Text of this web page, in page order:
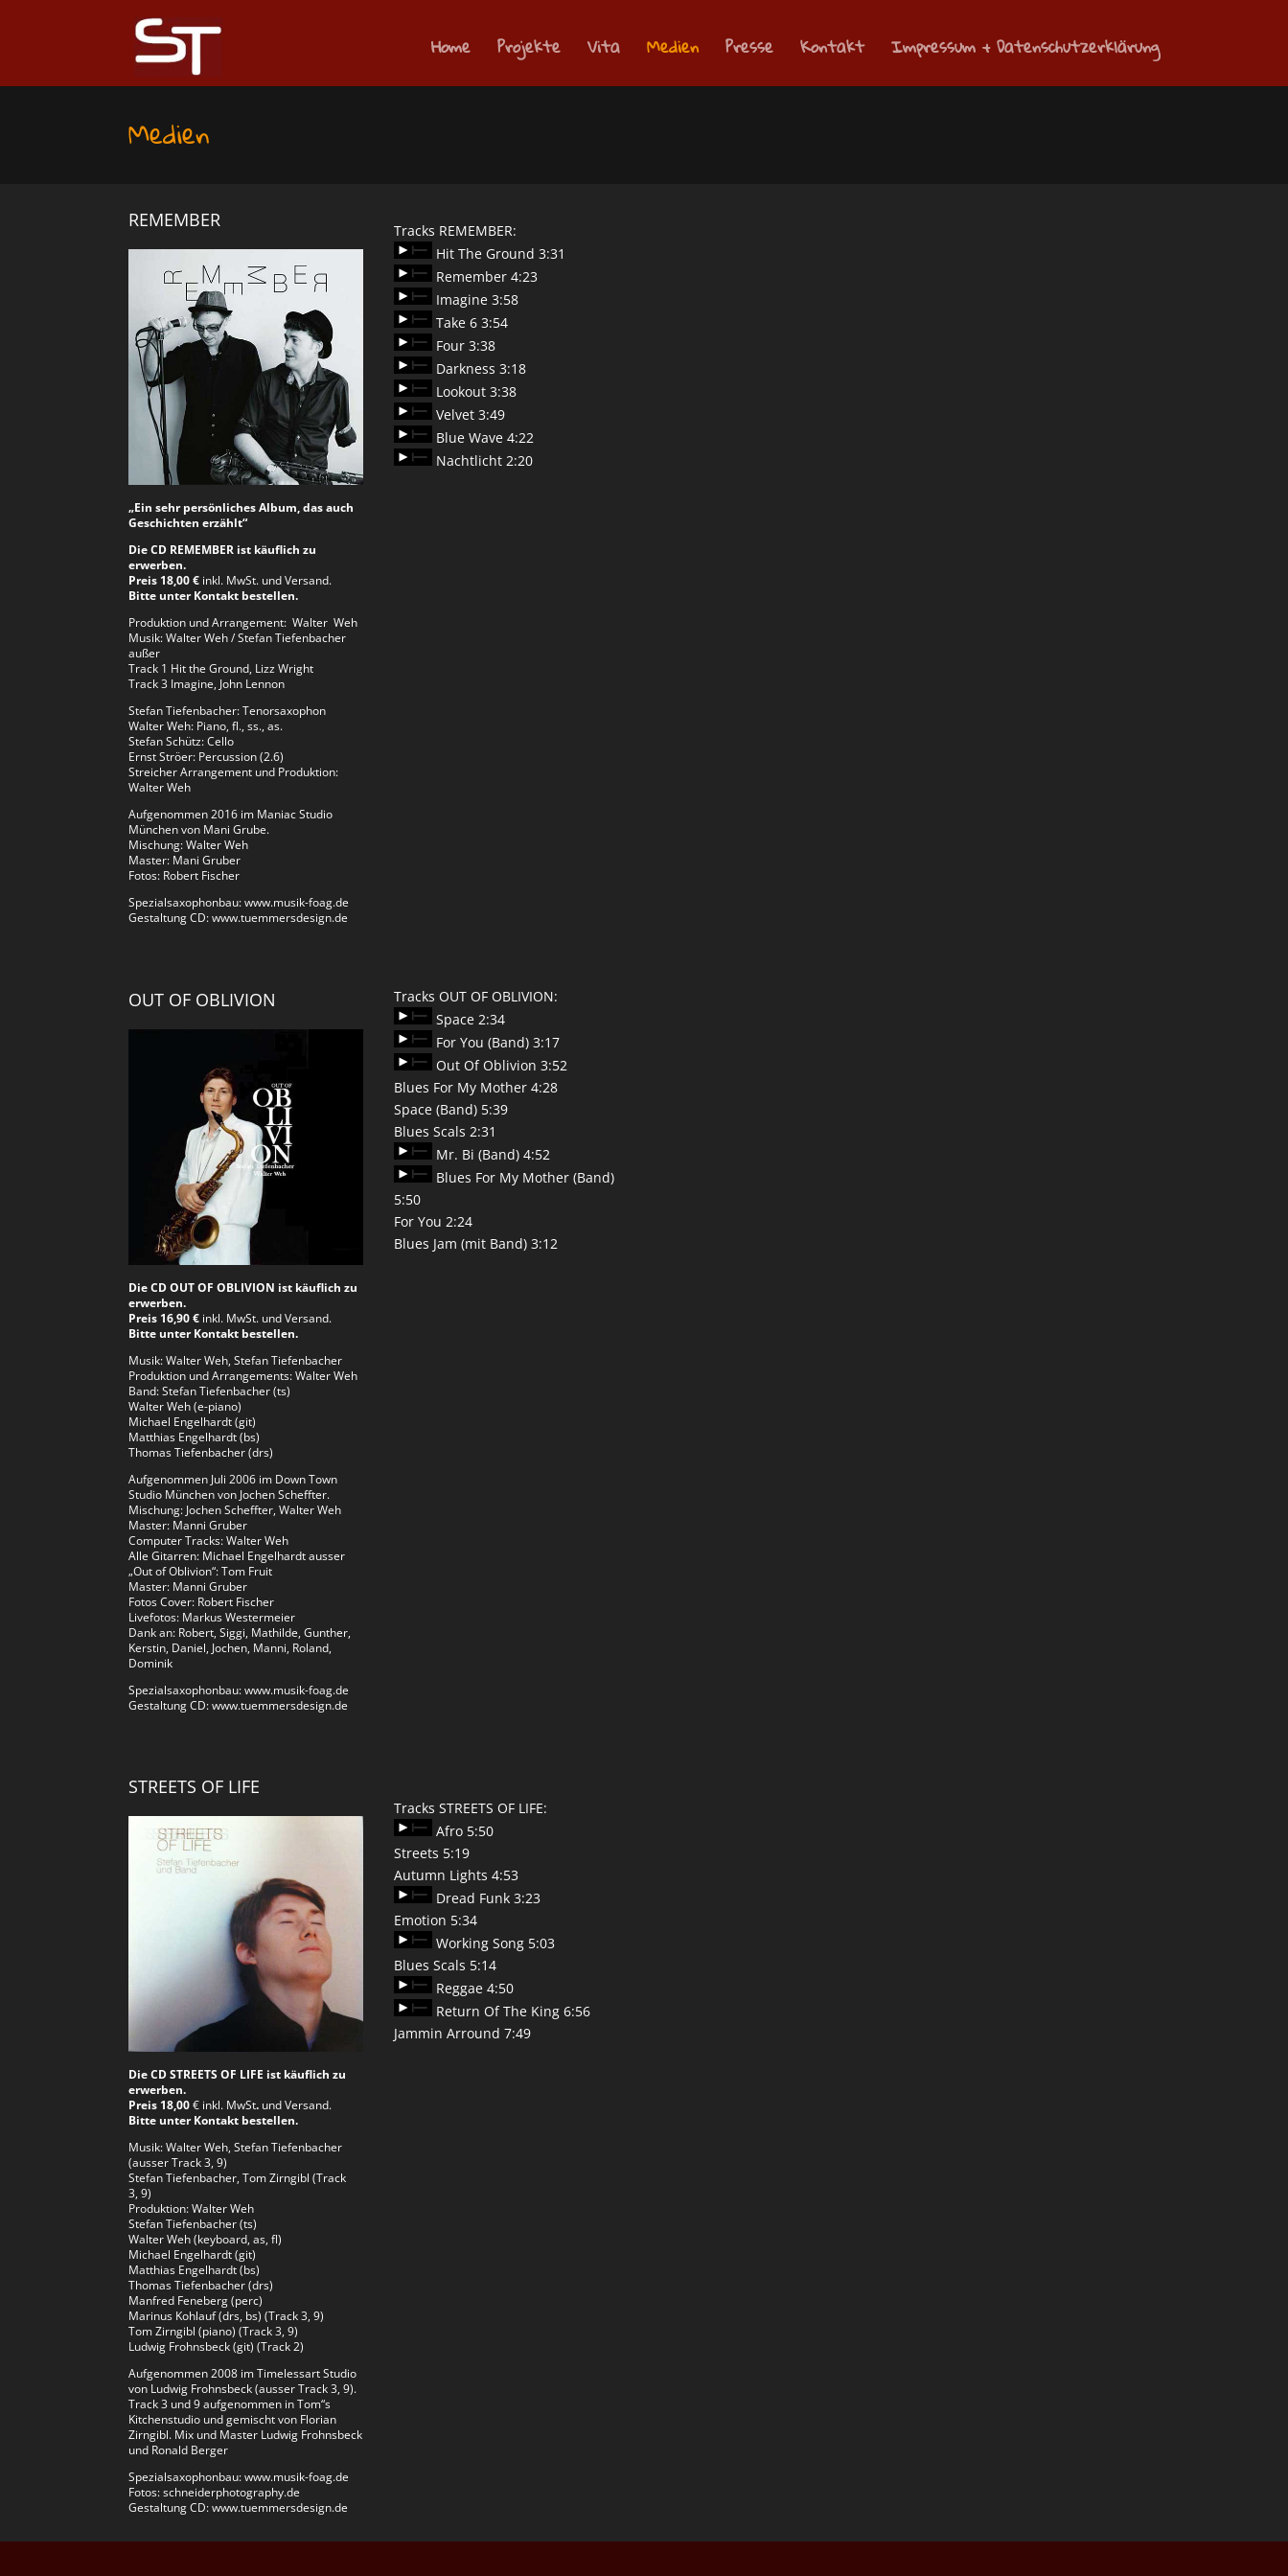
Home Projekte Vita Medien Presse Kontakt Impressum + Datenschutzerklärung
Medien
REMEMBER
„Ein sehr persönliches Album, das auch
Geschichten erzählt“
Die CD REMEMBER ist käuflich zu
erwerben.
Preis 18,00 € inkl. MwSt. und Versand.
Bitte unter Kontakt bestellen.
Produktion und Arrangement: Walter Weh
Musik: Walter Weh / Stefan Tiefenbacher
außer
Track 1 Hit the Ground, Lizz Wright
Track 3 Imagine, John Lennon
Stefan Tiefenbacher: Tenorsaxophon
Walter Weh: Piano, fl., ss., as.
Stefan Schütz: Cello
Ernst Ströer: Percussion (2.6)
Streicher Arrangement und Produktion:
Walter Weh
Aufgenommen 2016 im Maniac Studio
München von Mani Grube.
Mischung: Walter Weh
Master: Mani Gruber
Fotos: Robert Fischer
Spezialsaxophonbau:www.musik-foag.de
Gestaltung CD:www.tuemmersdesign.de
OUT OF OBLIVION
Die CD OUT OF OBLIVION ist käuflich zu
erwerben.
Preis 16,90 € inkl. MwSt. und Versand.
Bitte unter Kontakt bestellen.
Musik: Walter Weh, Stefan Tiefenbacher
Produktion und Arrangements: Walter Weh
Band: Stefan Tiefenbacher (ts)
Walter Weh (e-piano)
Michael Engelhardt (git)
Matthias Engelhardt (bs)
Thomas Tiefenbacher (drs)
Aufgenommen Juli 2006 im Down Town
Studio München von Jochen Scheffter.
Mischung: Jochen Scheffter, Walter Weh
Master: Manni Gruber
Computer Tracks: Walter Weh
Alle Gitarren: Michael Engelhardt ausser
„Out of Oblivion“: Tom Fruit
Master: Manni Gruber
Fotos Cover: Robert Fischer
Livefotos: Markus Westermeier
Dank an: Robert, Siggi, Mathilde, Gunther,
Kerstin, Daniel, Jochen, Manni, Roland,
Dominik
Spezialsaxophonbau:www.musik-foag.de
Gestaltung CD:www.tuemmersdesign.de
STREETS OF LIFE
Die CD STREETS OF LIFE ist käuflich zu
erwerben.
Preis 18,00€ inkl. MwSt. und Versand.
Bitte unter Kontakt bestellen.
Musik: Walter Weh, Stefan Tiefenbacher
(ausser Track 3, 9)
Stefan Tiefenbacher, Tom Zirngibl (Track
3, 9)
Produktion: Walter Weh
Stefan Tiefenbacher (ts)
Walter Weh (keyboard, as, fl)
Michael Engelhardt (git)
Matthias Engelhardt (bs)
Thomas Tiefenbacher (drs)
Manfred Feneberg (perc)
Marinus Kohlauf (drs, bs) (Track 3, 9)
Tom Zirngibl (piano) (Track 3, 9)
Ludwig Frohnsbeck (git) (Track 2)
Aufgenommen 2008 im Timelessart Studio
von Ludwig Frohnsbeck (ausser Track 3, 9).
Track 3 und 9 aufgenommen in Tom“s
Kitchenstudio und gemischt von Florian
Zirngibl. Mix und Master Ludwig Frohnsbeck
und Ronald Berger
Spezialsaxophonbau: www.musik-foag.de
Fotos: schneiderphotography.de
Gestaltung CD: www.tuemmersdesign.de
Tracks REMEMBER:
Hit The Ground 3:31
Remember 4:23
Imagine 3:58
Take 6 3:54
Four 3:38
Darkness 3:18
Lookout 3:38
Velvet 3:49
Blue Wave 4:22
Nachtlicht 2:20
Tracks OUT OF OBLIVION:
Space 2:34
For You (Band) 3:17
Out Of Oblivion 3:52
Blues For My Mother 4:28
Space (Band) 5:39
Blues Scals 2:31
Mr. Bi (Band) 4:52
Blues For My Mother (Band)
5:50
For You 2:24
Blues Jam (mit Band) 3:12
Tracks STREETS OF LIFE:
Afro 5:50
Streets 5:19
Autumn Lights 4:53
Dread Funk 3:23
Emotion 5:34
Working Song 5:03
Blues Scals 5:14
Reggae 4:50
Return Of The King 6:56
Jammin Arround 7:49